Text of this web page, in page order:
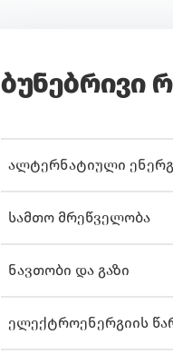
ბუნებრივი
ალტერნატიული
სამთო მრეწველობა
ნავთობი და გაზი
ელექტროენერგიის